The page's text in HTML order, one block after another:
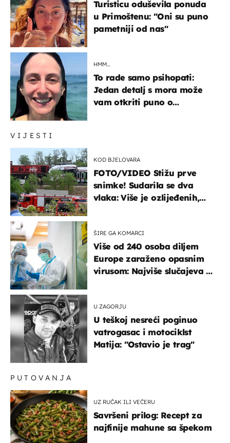
VIJESTI
KOD BJELOVARA
FOTO/VIDEO Stižu prve
snimke! Sudarila se dva
vlaka: Više je ozlijeđenih,
ŠIRE GA KOMARCI
Više od 240 osoba diljem
Europe zaraženo opasnim
virusom: Najviše slučajeva u
U ZAGORJU
U teškoj nesreći poginuo
vatrogasac i motociklst
Matija: "Ostavio je trag"
Turisticu oduševila ponuda
u Primoštenu: "Oni su puno
pametniji od nas"
HMM…
To rade samo psihopati:
Jedan detalj s mora može
vam otkriti puno o
PUTOVANJA
UZ RUČAK ILI VEČERU
Savršeni prilog: Recept za
najfinije mahune sa špekom